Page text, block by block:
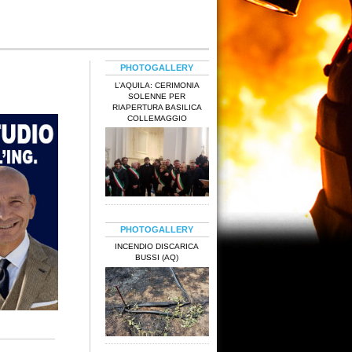
PHOTOGALLERY
L’AQUILA: CERIMONIA
SOLENNE PER
RIAPERTURA BASILICA
COLLEMAGGIO
PHOTOGALLERY
INCENDIO DISCARICA
BUSSI (AQ)